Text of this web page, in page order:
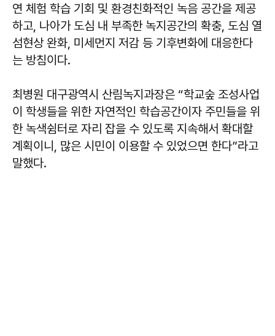
연 체험 학습 기회 및 환경친화적인 녹음 공간을 제공
하고, 나아가 도심 내 부족한 녹지공간의 확충, 도심 열
섬현상 완화, 미세먼지 저감 등 기후변화에 대응한다
는 방침이다.
최병원 대구광역시 산림녹지과장은 “학교숲 조성사업
이 학생들을 위한 자연적인 학습공간이자 주민들을 위
한 녹색쉼터로 자리 잡을 수 있도록 지속해서 확대할
계획이니, 많은 시민이 이용할 수 있었으면 한다”라고
말했다.